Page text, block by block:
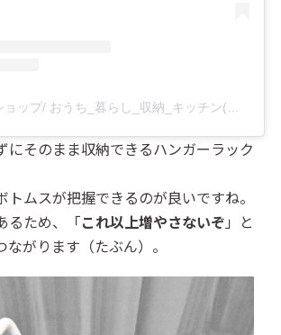
山善くらしのeショップ/ おうち_暮らし_収納_キッチン(@yamazen_shop)がシェアした投稿
にそのまま収納できるハンガーラック
トムスが把握できるのが良いですね。
るため、「これ以上増やさないぞ 」と
がります（たぶん）。